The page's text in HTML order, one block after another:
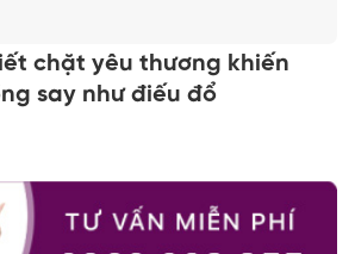
chặt yêu thương khiến
say như điếu đổ